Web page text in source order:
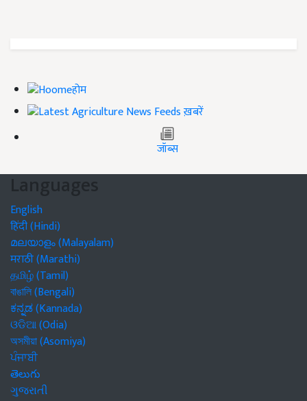
होम
ख़बरें
जॉब्स
Languages
English
हिंदी (Hindi)
മലയാളം (Malayalam)
मराठी (Marathi)
தமிழ் (Tamil)
বাঙালি (Bengali)
ಕನ್ನಡ (Kannada)
ଓଡିଆ (Odia)
অসমীয়া (Asomiya)
ਪੰਜਾਬੀ
తెలుగు
ગુજરાતી